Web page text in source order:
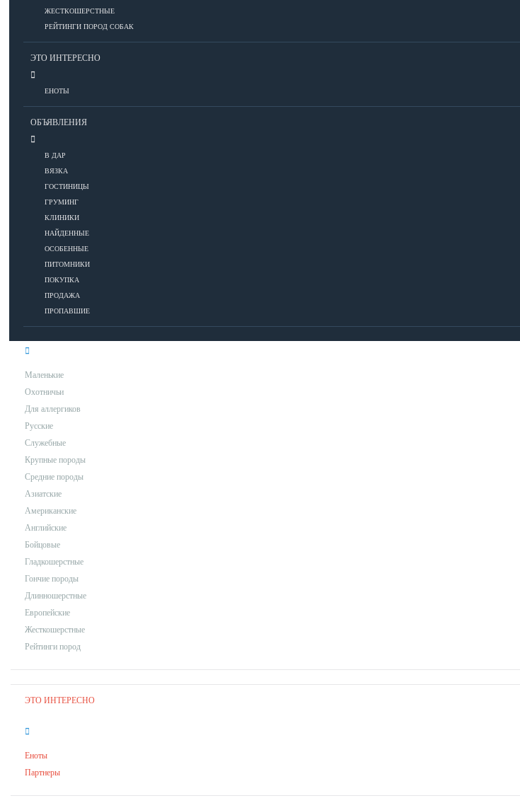
ЖЕСТКОШЕРСТНЫЕ
РЕЙТИНГИ ПОРОД СОБАК
ЭТО ИНТЕРЕСНО
ЕНОТЫ
ОБЪЯВЛЕНИЯ
В ДАР
ВЯЗКА
ГОСТИНИЦЫ
ГРУМИНГ
КЛИНИКИ
НАЙДЕННЫЕ
ОСОБЕННЫЕ
ПИТОМНИКИ
ПОКУПКА
ПРОДАЖА
ПРОПАВШИЕ
Корма холистик класса
Корма эконом класса
ПИТАНИЕ
Кормление собак
Кормление щенков
Диетическое и лечебное кормление
УХОД
Гигиена
Уход за шерстью
Аксессуары для ухода за собакой
Маленькие
Охотничьи
Для аллергиков
Русские
Служебные
Крупные породы
Средние породы
Азиатские
Американские
Английские
Бойцовые
Гладкошерстные
Гончие породы
Длинношерстные
Европейские
Жесткошерстные
Рейтинги пород
ЭТО ИНТЕРЕСНО
Еноты
Партнеры